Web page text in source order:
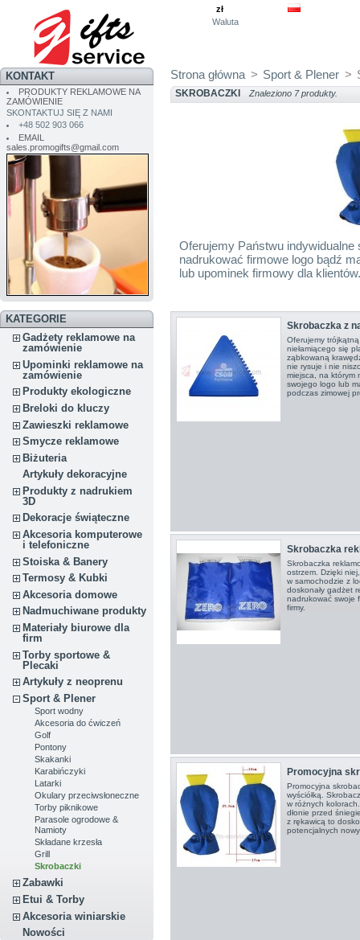
zł
Waluta
KONTAKT
PRODUKTY REKLAMOWE NA
ZAMÓWIENIE
SKONTAKTUJ SIĘ Z NAMI
+48 502 903 066
EMAIL
sales.promogifts@gmail.com
KATEGORIE
Gadżety reklamowe na
zamówienie
Upominki reklamowe na
zamówienie
Produkty ekologiczne
Breloki do kluczy
Zawieszki reklamowe
Smycze reklamowe
Biżuteria
Artykuły dekoracyjne
Produkty z nadrukiem
3D
Dekoracje świąteczne
Akcesoria komputerowe
i telefoniczne
Stoiska & Banery
Termosy & Kubki
Akcesoria domowe
Nadmuchiwane produkty
Materiały biurowe dla
firm
Torby sportowe &
Plecaki
Artykuły z neoprenu
Sport & Plener
Sport wodny
Akcesoria do ćwiczeń
Golf
Pontony
Skakanki
Karabińczyki
Latarki
Okulary przeciwsłoneczne
Torby piknikowe
Parasole ogrodowe &
Namioty
Składane krzesła
Grill
Skrobaczki
Zabawki
Etui & Torby
Akcesoria winiarskie
Nowości
Strona główna > Sport & Plener >
SKROBACZKI Znaleziono 7 produkty.
Oferujemy Państwu
nadrukować firmowe logo bądź
lub upominek firmowy dla
Skrobaczka z
Oferujemy
niełamiącego się
ząbkowaną
nie rysuje i nie
miejsca, na którym
swojego logo lub
podczas zimowej
Skrobaczka
Skrobaczka
ostrzem. Dzięki
w samochodzie z
doskonały gadżet
nadrukować swoje
firmy.
Promocyjna
Promocyjna
wyściółką.
w różnych
dłonie przed
z rękawicą to
potencjalnych